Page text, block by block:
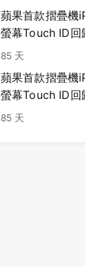
蘋果首款摺疊機
螢幕Touch ID回
85 天
蘋果首款摺疊機
螢幕Touch ID回
85 天